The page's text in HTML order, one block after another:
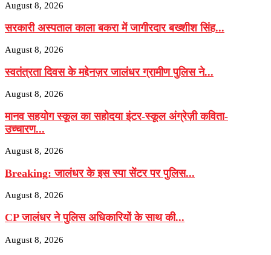
August 8, 2026
सरकारी अस्पताल काला बकरा में जागीरदार बख्शीश सिंह...
August 8, 2026
स्वतंत्रता दिवस के मद्देनज़र जालंधर ग्रामीण पुलिस ने...
August 8, 2026
मानव सहयोग स्कूल का सहोदया इंटर-स्कूल अंग्रेज़ी कविता-
उच्चारण...
August 8, 2026
Breaking: जालंधर के इस स्पा सेंटर पर पुलिस...
August 8, 2026
CP जालंधर ने पुलिस अधिकारियों के साथ की...
August 8, 2026